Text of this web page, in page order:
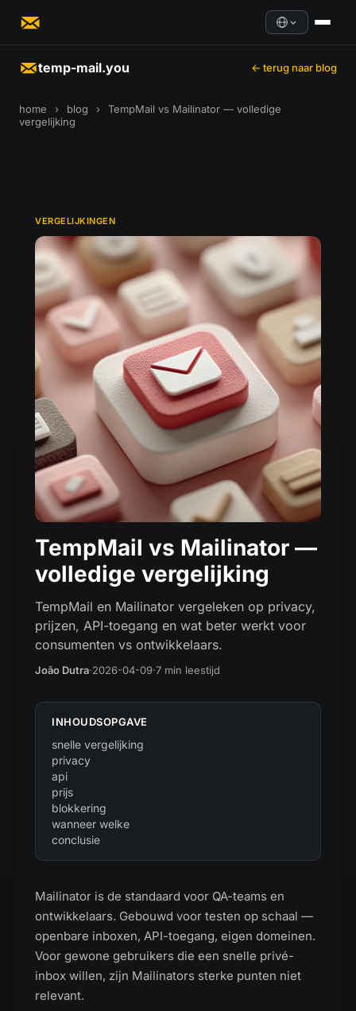
temp-mail.you ← terug naar blog
home › blog ›
TempMail vs Mailinator — volledige
vergelijking
VERGELIJKINGEN
TempMail vs Mailinator —
volledige vergelijking
TempMail en Mailinator vergeleken op privacy,
prijzen, API-toegang en wat beter werkt voor
consumenten vs ontwikkelaars.
João Dutra·2026-04-09·7 min leestijd
INHOUDSOPGAVE
snelle vergelijking
privacy
api
prijs
blokkering
wanneer welke
conclusie
Mailinator is de standaard voor QA-teams en
ontwikkelaars. Gebouwd voor testen op schaal —
openbare inboxen, API-toegang, eigen domeinen.
Voor gewone gebruikers die een snelle privé-
inbox willen, zijn Mailinators sterke punten niet
relevant.